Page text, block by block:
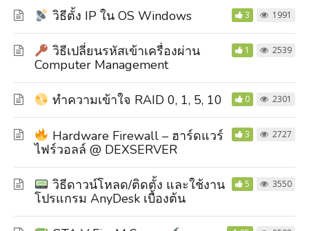
วิธีตั้ง IP ใน OS Windows 3 1991
วิธีเปลี่ยนรหัสเข้าเครื่องผ่าน
Computer Management
1 2539
ทำความเข้าใจ RAID 0, 1, 5, 10 0 2301
Hardware Firewall – ฮาร์ดแวร์
ไฟร์วอลล์ @ DEXSERVER
3 2727
วิธีดาวน์โหลด/ติดตั้ง และใช้งาน
โปรแกรม AnyDesk เบื้องต้น
5 3550